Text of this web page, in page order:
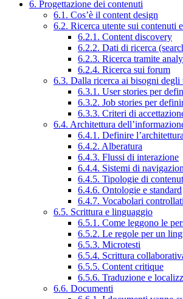
6. Progettazione dei contenuti
6.1. Cos’è il content design
6.2. Ricerca utente sui contenuti
6.2.1. Content discovery
6.2.2. Dati di ricerca
6.2.3. Ricerca tramite
6.2.4. Ricerca sui forum
6.3. Dalla ricerca ai bisogni degli
6.3.1. User stories per
6.3.2. Job stories per
6.3.3. Criteri di
6.4. Architettura
6.4.1. Definire
6.4.2. Alberatura
6.4.3. Flussi di interazione
6.4.4. Sistemi di
6.4.5. Tipologie di
6.4.6. Ontologie e standard
6.4.7. Vocabolari
6.5. Scrittura e linguaggio
6.5.1. Come leggono le
6.5.2. Le regole per un
6.5.3. Microtesti
6.5.4. Scrittura
6.5.5. Content critique
6.5.6. Traduzione e
6.6. Documenti